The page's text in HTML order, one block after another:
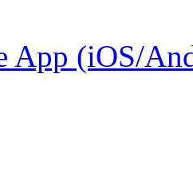
App (iOS/